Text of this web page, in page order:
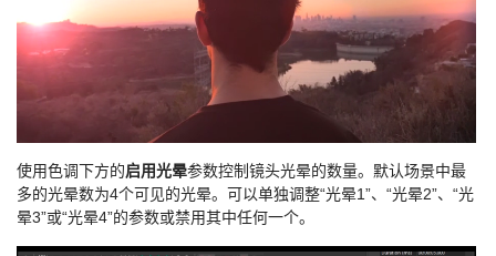
使用色调下方的启用光晕参数控制镜头光晕的数量。默认场景中最
多的光晕数为4个可见的光晕。可以单独调整“光晕1”、“光晕2”、“光
晕3”或“光晕4”的参数或禁用其中任何一个。